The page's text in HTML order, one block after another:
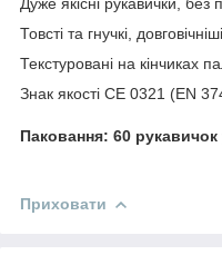
Товсті та гнучкі,
Текстуровані на кінчиках
Знак якості CE 0321 (EN
Паковання: 60 рукавичок
Приховати